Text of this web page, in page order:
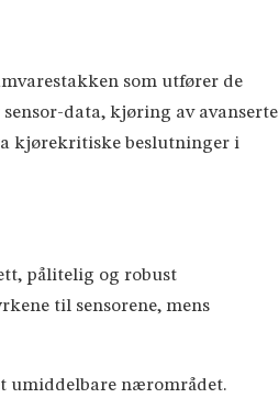
som utfører de
data, kjøring av avanserte
kjørekritiske beslutninger i
pålitelig og robust
til sensorene, mens
umiddelbare nærområdet.